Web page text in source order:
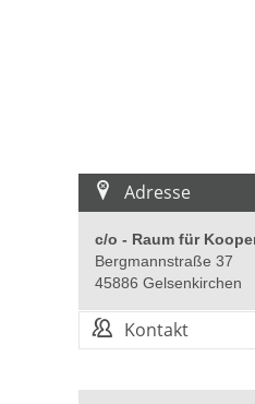
Adresse
c/o - Raum für
Bergmannstraße 37
45886 Gelsenkirchen
Kontakt